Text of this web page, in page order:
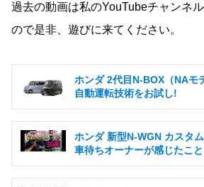
過去の動画は私のYouTubeチャンネ
ので是非、遊びに来てください。
ホンダ 2代目N-BOX（NAモ
自動運転技術をお試し!
ホンダ 新型N-WGN カスタ
車待ちオーナーが感じたこと